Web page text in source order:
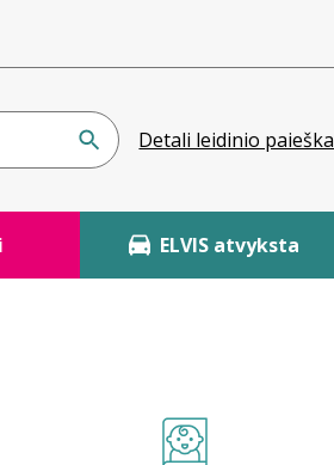
Detali leidinio paieška
ELVIS atvyksta